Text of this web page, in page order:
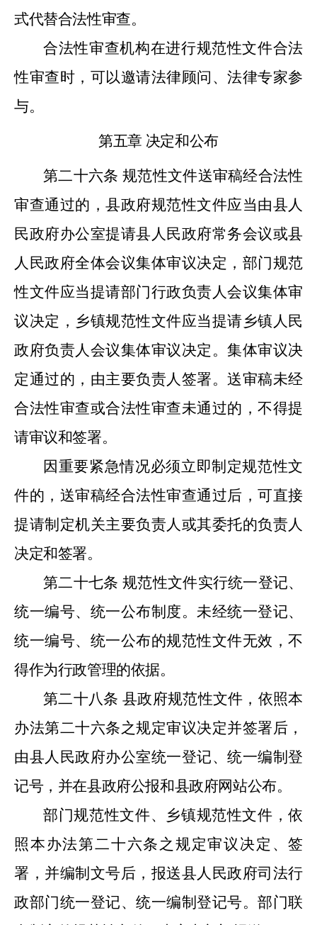
式代替合法性审查。
合法性审查机构在进行规范性文件合法
性审查时，可以邀请法律顾问、法律专家参
与。
第五章 决定和公布
第二十六条 规范性文件送审稿经合法性
审查通过的，县政府规范性文件应当由县人
民政府办公室提请县人民政府常务会议或县
人民政府全体会议集体审议决定，部门规范
性文件应当提请部门行政负责人会议集体审
议决定，乡镇规范性文件应当提请乡镇人民
政府负责人会议集体审议决定。集体审议决
定通过的，由主要负责人签署。送审稿未经
合法性审查或合法性审查未通过的，不得提
请审议和签署。
因重要紧急情况必须立即制定规范性文
件的，送审稿经合法性审查通过后，可直接
提请制定机关主要负责人或其委托的负责人
决定和签署。
第二十七条 规范性文件实行统一登记、
统一编号、统一公布制度。未经统一登记、
统一编号、统一公布的规范性文件无效，不
得作为行政管理的依据。
第二十八条 县政府规范性文件，依照本
办法第二十六条之规定审议决定并签署后，
由县人民政府办公室统一登记、统一编制登
记号，并在县政府公报和县政府网站公布。
部门规范性文件、乡镇规范性文件，依
照本办法第二十六条之规定审议决定、签
署，并编制文号后，报送县人民政府司法行
政部门统一登记、统一编制登记号。部门联